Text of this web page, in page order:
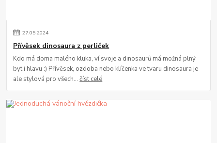
27.05.2024
Přívěsek dinosaura z perliček
Kdo má doma malého kluka, ví svoje a dinosaurů má možná plný
byt i hlavu :) Přívěsek, ozdoba nebo klíčenka ve tvaru dinosaura je
ale stylová pro všech...číst celé